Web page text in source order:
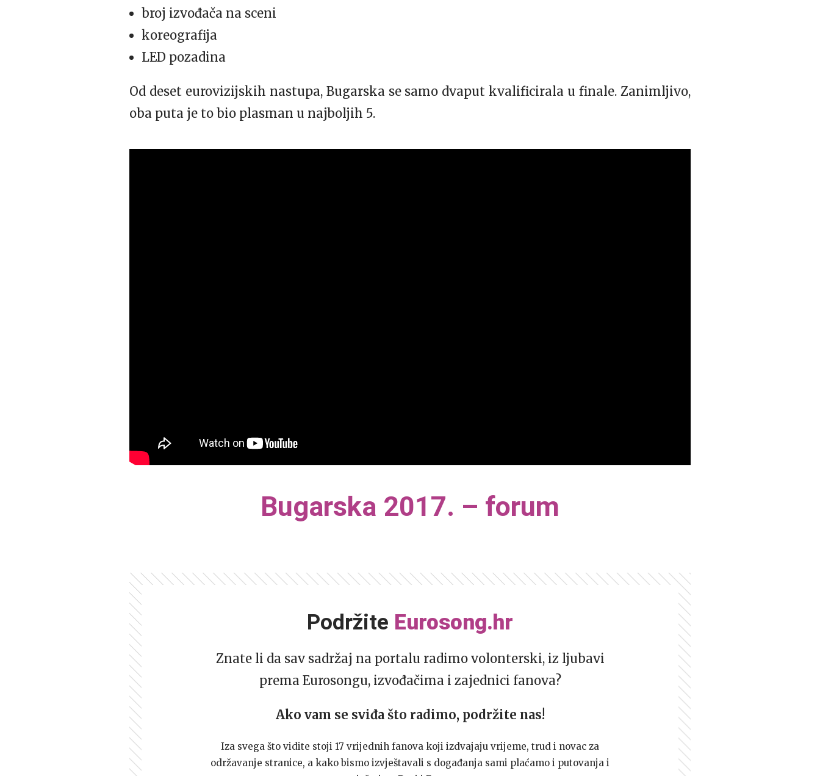
broj izvođača na sceni
koreografija
LED pozadina
Od deset eurovizijskih nastupa, Bugarska se samo dvaput kvalificirala u finale. Zanimljivo,
oba puta je to bio plasman u najboljih 5.
Bugarska 2017. – forum
Podržite Eurosong.hr
Znate li da sav sadržaj na portalu radimo volonterski, iz ljubavi
prema Eurosongu, izvođačima i zajednici fanova?
Ako vam se sviđa što radimo, podržite nas!
Iza svega što vidite stoji 17 vrijednih fanova koji izdvajaju vrijeme, trud i novac za
održavanje stranice, a kako bismo izvještavali s događanja sami plaćamo i putovanja i